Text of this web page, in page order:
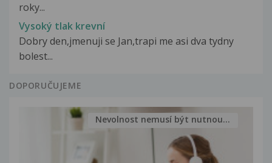
roky...
Vysoký tlak krevní
Dobry den,jmenuji se Jan,trapi me asi dva tydny
bolest...
DOPORUČUJEME
Nevolnost nemusí být nutnou...